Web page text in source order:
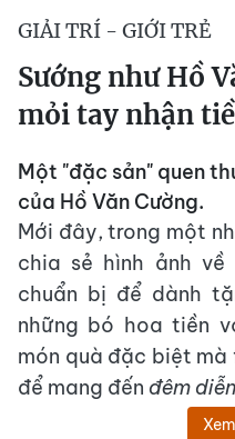
GIẢI TRÍ - GIỚI TRẺ
Sướng như Hồ
mỏi tay nhận
Một "đặc sản" quen
của Hồ Văn Cường.
Mới đây, trong một
chia sẻ hình ảnh về
chuẩn bị để dành
những bó hoa tiền
món quà đặc biệt
để mang đến đêm